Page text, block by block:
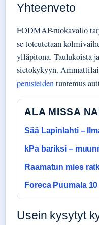
Yhteenveto
FODMAP-ruokavalio
se toteutetaan
ylläpitona. Taulukoista
sietokykyyn.
perusteidentuntemus
ALA MISSA
Sää Lapinlahti –
kPa bariksi –
Raamatun mies
Foreca Puumala
Usein kysytyt